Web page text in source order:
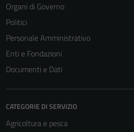
Organi di Governo
Politici
Personale Amministrativo
Enti e Fondazioni
Documenti e Dati
CATEGORIE DI SERVIZIO
Agricoltura e pesca